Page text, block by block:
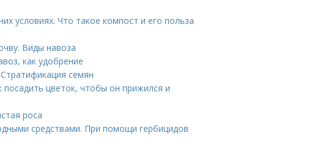
условиях. Что такое компост и его польза
Виды навоза
как удобрение
семян
цветок, чтобы он прижился и
роса
средствами. При помощи гербицидов